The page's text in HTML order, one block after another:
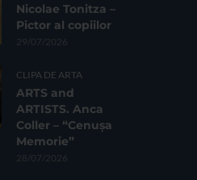
Nicolae Tonitza –
Pictor al copiilor
29/07/2026
CLIPA DE ARTA
ARTS and
ARTISTS. Anca
Coller – “Cenușa
Memorie”
28/07/2026